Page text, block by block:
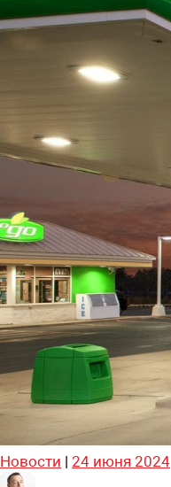
Новости | 24 июня 2024